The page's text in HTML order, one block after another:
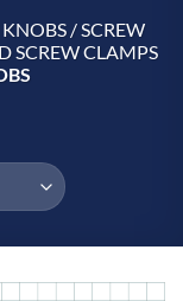
/ SCREW
SCREW CLAMPS